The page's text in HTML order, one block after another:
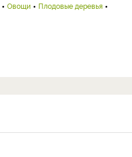
Овощи
Плодовые деревья